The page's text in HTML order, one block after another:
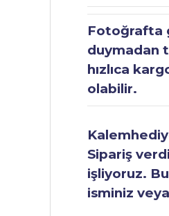
Fotoğrafta
duymadan
hızlıca
olabilir.
Sipariş
işliyoruz.
isminiz